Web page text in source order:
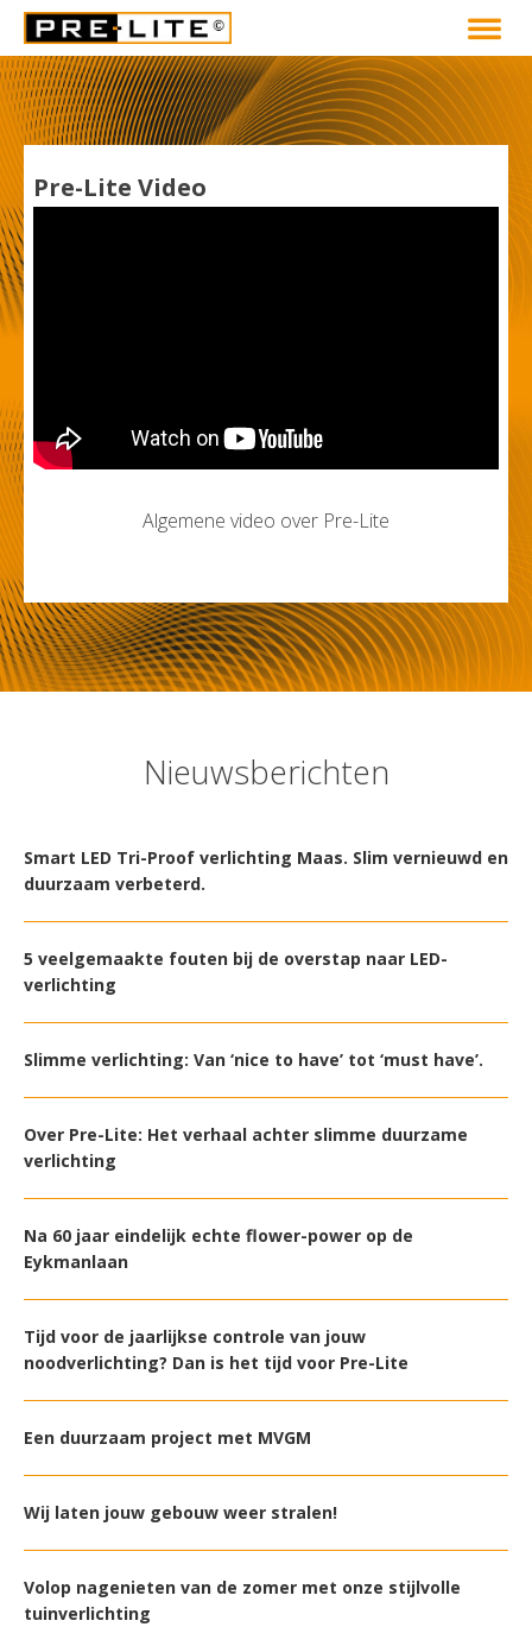
Pre-Lite Video
Algemene video over Pre-Lite
Nieuwsberichten
Smart LED Tri-Proof verlichting Maas. Slim vernieuwd en
duurzaam verbeterd.
5 veelgemaakte fouten bij de overstap naar LED-
verlichting
Slimme verlichting: Van ‘nice to have’ tot ‘must have’.
Over Pre-Lite: Het verhaal achter slimme duurzame
verlichting
Na 60 jaar eindelijk echte flower-power op de
Eykmanlaan
Tijd voor de jaarlijkse controle van jouw
noodverlichting? Dan is het tijd voor Pre-Lite
Een duurzaam project met MVGM
Wij laten jouw gebouw weer stralen!
Volop nagenieten van de zomer met onze stijlvolle
tuinverlichting